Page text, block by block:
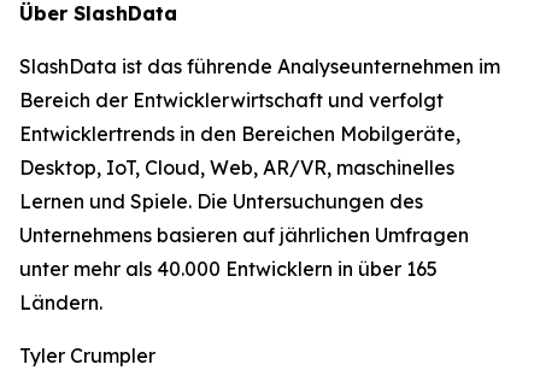
Über SlashData
SlashData ist das führende Analyseunternehmen im
Bereich der Entwicklerwirtschaft und verfolgt
Entwicklertrends in den Bereichen Mobilgeräte,
Desktop, IoT, Cloud, Web, AR/VR, maschinelles
Lernen und Spiele. Die Untersuchungen des
Unternehmens basieren auf jährlichen Umfragen
unter mehr als 40.000 Entwicklern in über 165
Ländern.
Tyler Crumpler